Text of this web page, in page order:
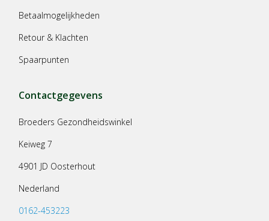
Betaalmogelijkheden
Retour & Klachten
Spaarpunten
Contactgegevens
Broeders Gezondheidswinkel
Keiweg 7
4901 JD Oosterhout
Nederland
0162-453223